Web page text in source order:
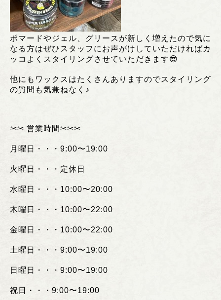
ポマードやジェル、グリースが新しく増えたので気に
なる方はぜひスタッフにお声がけしていただければカ
ッコよくスタイリングさせていただきます😎
他にもワックスはたくさんありますのでスタイリング
の質問も気兼ねなく♪
︎✂︎✂︎ 営業時間✂︎✂︎✂︎
月曜日・・・ 9:00〜19:00
火曜日・・・定休日
水曜日・・・ 10:00〜20:00
木曜日・・・ 10:00〜22:00
金曜日・・・ 10:00〜22:00
土曜日・・・ 9:00〜19:00
日曜日・・・ 9:00〜19:00
祝日・・・ 9:00〜19:00